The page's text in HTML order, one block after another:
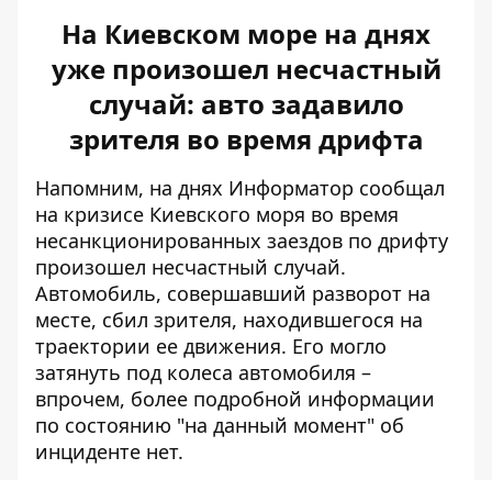
На Киевском море на днях
уже произошел несчастный
случай: авто задавило
зрителя во время дрифта
Напомним, на днях Информатор сообщал
на кризисе Киевского моря во время
несанкционированных заездов по дрифту
произошел несчастный случай.
Автомобиль, совершавший разворот на
месте, сбил зрителя, находившегося на
траектории ее движения. Его могло
затянуть под колеса автомобиля –
впрочем, более подробной информации
по состоянию "на данный момент" об
инциденте нет.